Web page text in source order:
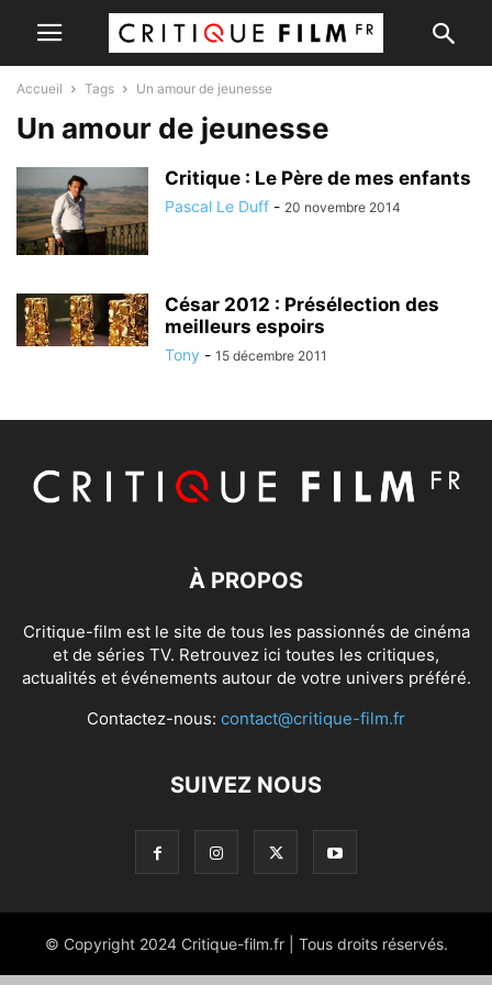
Accueil Tags Un amour de jeunesse
Un amour de jeunesse
Critique : Le Père de mes enfants
Pascal Le Duff - 20 novembre 2014
César 2012 : Présélection des
meilleurs espoirs
Tony - 15 décembre 2011
À PROPOS
Critique-film est le site de tous les passionnés de cinéma
et de séries TV. Retrouvez ici toutes les critiques,
actualités et événements autour de votre univers préféré.
Contactez-nous: contact@critique-film.fr
SUIVEZ NOUS
© Copyright 2024 Critique-film.fr | Tous droits réservés.